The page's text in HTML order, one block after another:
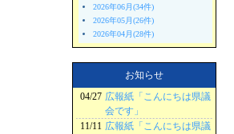
2026年06月(34件)
2026年05月(26件)
2026年04月(28件)
お知らせ
04/27 広報紙「こんにちは県議
会です」
11/11 広報紙「こんにちは県議